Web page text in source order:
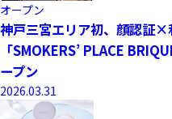
オープン
神戸三宮エリア初、顔認証
「SMOKERS’ PLACE
ープン
2026.03.31